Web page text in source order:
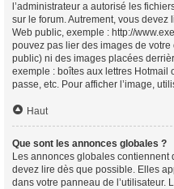
l’administrateur a autorisé les
sur le forum. Autrement, vous
Web public, exemple : http://
pouvez pas lier des images de votre
public) ni des images placées
exemple : boîtes aux lettres Hotmail
passe, etc. Pour afficher l’image,
Haut
Que sont les annonces globales ?
Les annonces globales
devez lire dès que possible. Elles
dans votre panneau de l’utilisateur.